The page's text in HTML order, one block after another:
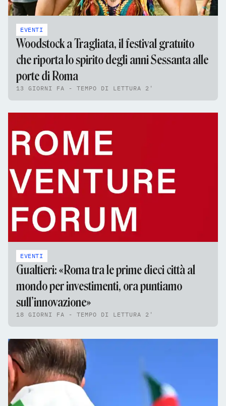
EVENTI
Woodstock a Tragliata, il festival gratuito
che riporta lo spirito degli anni Sessanta alle
porte di Roma
13 GIORNI FA - TEMPO DI LETTURA 2'
EVENTI
Gualtieri: «Roma tra le prime dieci città al
mondo per investimenti, ora puntiamo
sull’innovazione»
18 GIORNI FA - TEMPO DI LETTURA 2'